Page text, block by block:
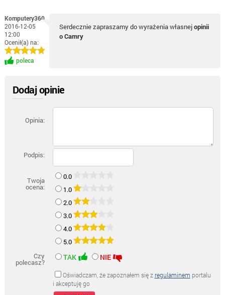
Komputery360
2016-12-05
12:00
Ocenił(a) na:
poleca
Serdecznie zapraszamy do wyrażenia własnejopinii
o Camry
Dodaj opinie
Opinia:
Podpis:
Twoja
ocena:
0.0
1.0
2.0
3.0
4.0
5.0
Czy
polecasz?
TAK NIE
Oświadczam, że zapoznałem się z regulaminem portalu
i akceptuję go